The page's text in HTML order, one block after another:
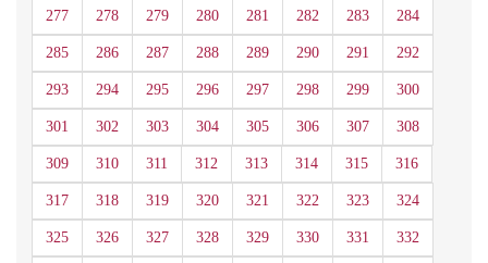
277 278 279 280 281 282 283 284
285 286 287 288 289 290 291 292
293 294 295 296 297 298 299 300
301 302 303 304 305 306 307 308
309 310 311 312 313 314 315 316
317 318 319 320 321 322 323 324
325 326 327 328 329 330 331 332